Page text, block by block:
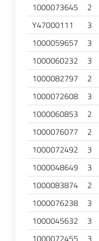
1000073645
2
Y47000111
3
1000059657
3
1000060232
3
1000082797
2
1000072608
3
1000060853
2
1000076077
2
1000072492
3
1000048649
3
1000083874
2
1000076238
3
1000045632
3
1000072455
3